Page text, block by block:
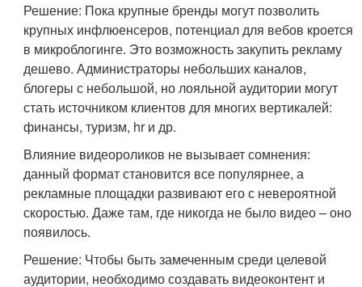
Решение: Пока крупные бренды могут позволить
крупных инфлюенсеров, потенциал для вебов кроется
в микроблогинге. Это возможность закупить рекламу
дешево. Администраторы небольших каналов,
блогеры с небольшой, но лояльной аудитории могут
стать источником клиентов для многих вертикалей:
финансы, туризм, hr и др.
Влияние видеороликов не вызывает сомнения:
данный формат становится все популярнее, а
рекламные площадки развивают его с невероятной
скоростью. Даже там, где никогда не было видео – оно
появилось.
Решение: Чтобы быть замеченным среди целевой
аудитории, необходимо создавать видеоконтент и